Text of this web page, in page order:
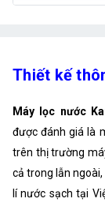
Thiết kế
Máy lọc nước
được đánh giá là
trên thị trường
cả trong lẫn
lí nước sạch tại